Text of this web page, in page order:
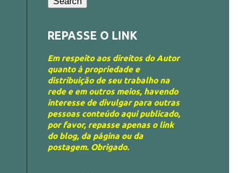
REPASSE O LINK
Em respeito aos direitos do Autor
quanto à propriedade e
distribuição de seu trabalho na
rede e em outros meios, havendo
interesse de divulgar para outras
pessoas conteúdo aqui publicado,
por favor, repasse apenas o link
do blog, da página ou da
postagem. Obrigado.